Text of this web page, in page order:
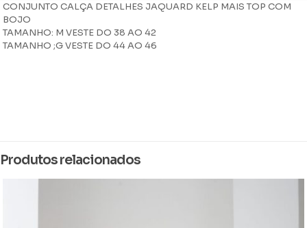
CONJUNTO CALÇA DETALHES JAQUARD KELP MAIS TOP COM
BOJO
TAMANHO: M VESTE DO 38 AO 42
TAMANHO ;G VESTE DO 44 AO 46
Cor
Azul Marinho, beau blue, Branco, lilas, Lucy, Pink, Preto, Rosa, rosa
Produtos relacionados